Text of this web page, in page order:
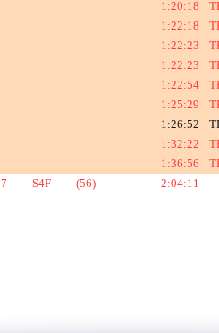
1:20:18
1:22:18
1:22:23
1:22:23
1:22:54
1:25:29
1:26:52
1:32:22
1:36:56
S4F (56) 2:04:11